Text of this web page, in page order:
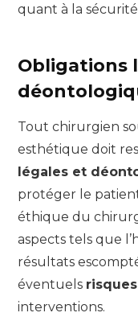
quant à la
Obligations
Tout chirurgien
esthétique doit
légales et
protéger le
éthique du
aspects tels que
résultats
éventuels
interventions.